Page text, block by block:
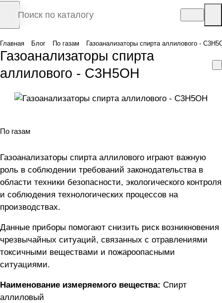
Главная Блог По газам Газоанализаторы спирта аллилового -
Газоанализаторы спирта
аллилового - C3H5OH
По газам
Газоанализаторы спирта аллилового играют важную
роль в соблюдении требований законодательства в
области техники безопасности, экологического контроля
и соблюдения технологических процессов на
производствах.
Данные приборы помогают снизить риск возникновения
чрезвычайных ситуаций, связанных с отравлениями
токсичными веществами и пожароопасными
ситуациями.
Наименование измеряемого вещества: Спирт
аллиловый